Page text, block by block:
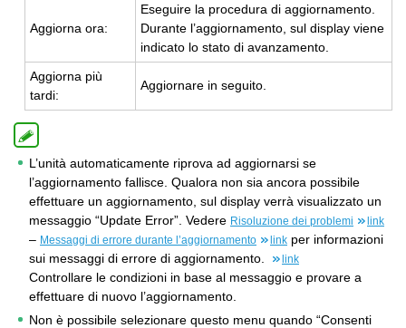
Ag­gior­na ora:
Ese­gui­re la pro­ce­du­ra di ag­gior­na­men­to.
Du­ran­te l’ag­gior­na­men­to, sul di­splay viene
in­di­ca­to lo stato di avan­za­men­to.
Ag­gior­na più
tardi:
Ag­gior­na­re in se­gui­to.
L’unità automaticamente riprova ad aggiornarsi se
l’aggiornamento fallisce. Qualora non sia ancora possibile
effettuare un aggiornamento, sul display verrà visualizzato un
messaggio “Update Error”. Vedere Risoluzione dei problemi link
– Messaggi di errore durante l’aggiornamento link per informazioni
sui messaggi di errore di aggiornamento.
link
Controllare le condizioni in base al messaggio e provare a
effettuare di nuovo l’aggiornamento.
Non è possibile selezionare questo menu quando “Consenti